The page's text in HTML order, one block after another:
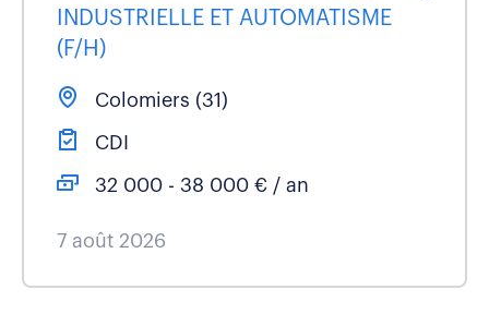
INDUSTRIELLE ET AUTOMATISME
(F/H)
Colomiers (31)
CDI
32 000 - 38 000 € / an
7 août 2026